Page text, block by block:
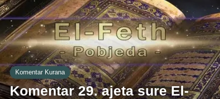
Komentar Kurana
Komentar 29. ajeta sure El-